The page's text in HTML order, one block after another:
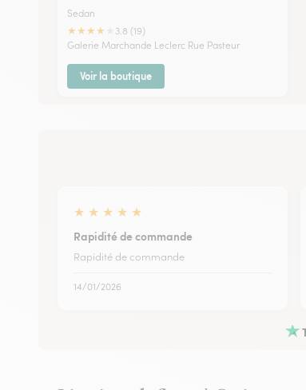
Sedan
★★★★
3.8 (19)
Galerie Marchande Leclerc Rue Pasteur
Voir la boutique
★ ★ ★ ★ ★
Rapidité de commande
Rapidité de commande
14/01/2026